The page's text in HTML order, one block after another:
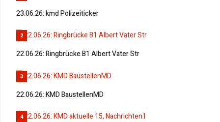
23.06.26: kmd Polizeiticker
2
22.06.26: Ringbrücke B1 Albert Vater Str
3
22.06.26: KMD BaustellenMD
4